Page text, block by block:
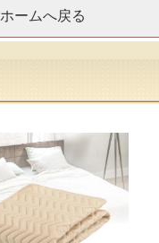
ホームへ戻る